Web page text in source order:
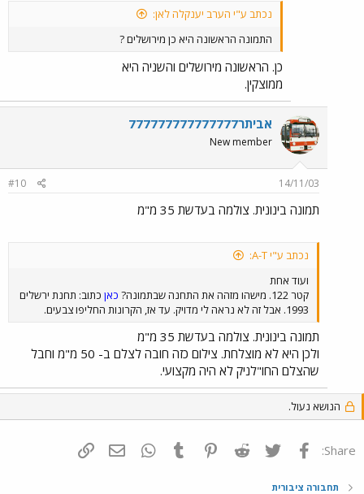
נכתב ע"י הערב יענקלה לאן:
התמונה הראשונה היא כן מירושלים ?
כן. הראשונה מירושלים והשניה היא
ממוצקין.
אביתר777777777777777
New member
14/11/03
#10
תמונה בינונית. צולמה בעדשת 35 מ"מ
נכתב ע"י A-T:
ועוד אחת
קטר 122. מישהו מזהה את התחנה שבתמונה?
כאן כתוב: תחנת ירשלים
1993. אבל זה לא נראה לי מדויק. עד אז, הקרונות החליפו צבעים.
תמונה בינונית. צולמה בעדשת 35 מ"מ
ולכן היא לא מוצלחת. צילום כזה חובה לצלם ב- 50 מ"מ וחבל
שהצלם החו"לניק לא היה מקצועי.
הנושא נעול.
Share: פייסבוק Twitter
Reddit
Pinterest
Tumblr
WhatsAppדואר אלקטרוני
תחבורה ציבורית